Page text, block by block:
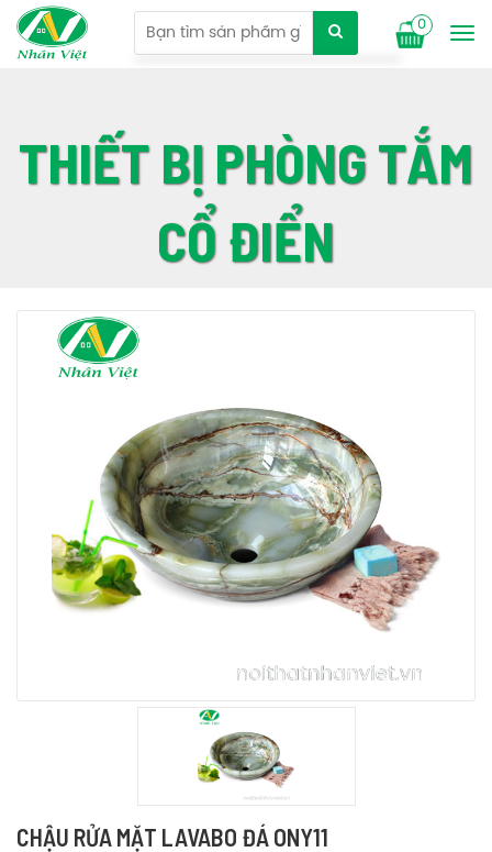
0
THIẾT BỊ PHÒNG TẮM
CỔ ĐIỂN
CHẬU RỬA MẶT LAVABO ĐÁ ONY11